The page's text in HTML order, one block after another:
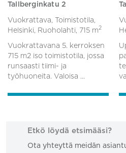
Tallberginkatu 2
Vuokrattava, Toimistotila,
Helsinki, Ruoholahti, 715 m2
Vuokrattavana 5. kerroksen
715 m2 iso toimistotila, jossa
runsaasti tiimi- ja
työhuoneita. Valoisa ...
Etkö löydä etsimääsi?
Ota yhteyttä meidän